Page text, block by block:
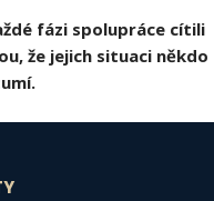
fázi spolupráce cítili
že jejich situaci někdo